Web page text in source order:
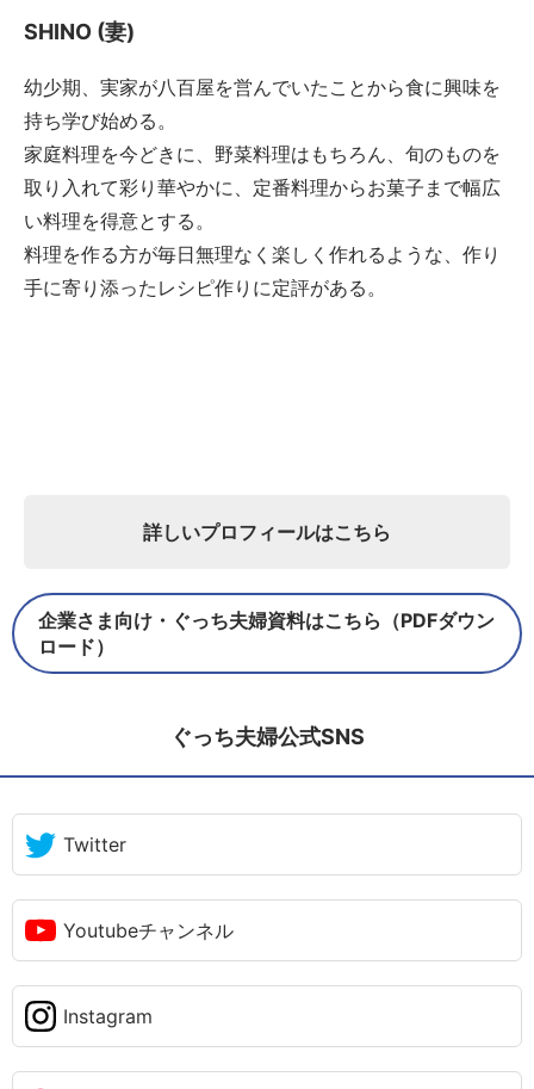
SHINO (妻)
幼少期、実家が八百屋を営んでいたことから食に興味を
持ち学び始める。
家庭料理を今どきに、野菜料理はもちろん、旬のものを
取り入れて彩り華やかに、定番料理からお菓子まで幅広
い料理を得意とする。
料理を作る方が毎日無理なく楽しく作れるような、作り
手に寄り添ったレシピ作りに定評がある。
詳しいプロフィールはこちら
企業さま向け・ぐっち夫婦資料はこちら（PDFダウン
ロード）
ぐっち夫婦公式SNS
Twitter
Youtubeチャンネル
Instagram